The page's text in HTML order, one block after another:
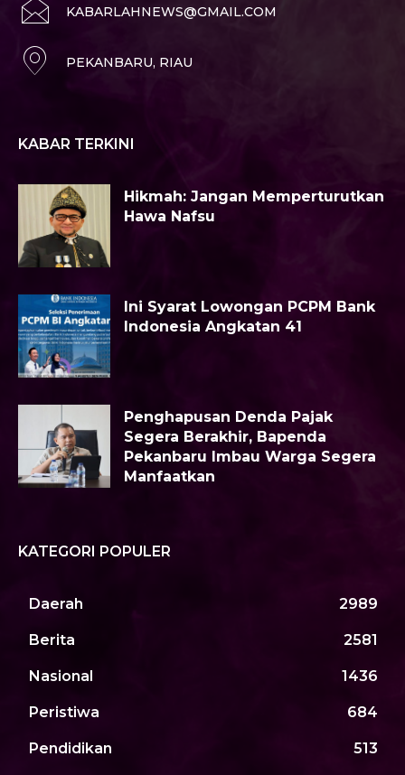
KABARLAHNEWS@GMAIL.COM
PEKANBARU, RIAU
KABAR TERKINI
Hikmah: Jangan Memperturutkan
Hawa Nafsu
Ini Syarat Lowongan PCPM Bank
Indonesia Angkatan 41
Penghapusan Denda Pajak
Segera Berakhir, Bapenda
Pekanbaru Imbau Warga Segera
Manfaatkan
KATEGORI POPULER
Daerah 2989
Berita 2581
Nasional 1436
Peristiwa 684
Pendidikan 513